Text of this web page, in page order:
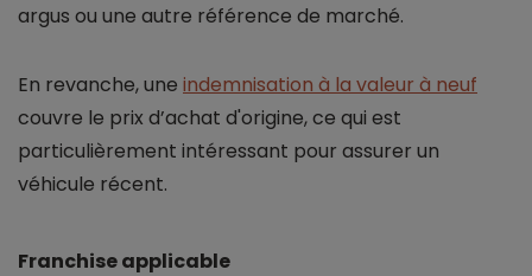
argus ou une autre référence de marché.
En revanche, une indemnisation à la valeur à neuf
couvre le prix d’achat d'origine, ce qui est
particulièrement intéressant pour assurer un
véhicule récent.
Franchise applicable